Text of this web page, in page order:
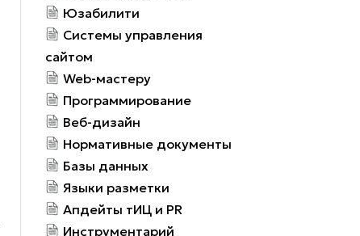
Юзабилити
Системы управления
сайтом
Web-мастеру
Программирование
Веб-дизайн
Нормативные документы
Базы данных
Языки разметки
Апдейты тИЦ и PR
Инструментарий